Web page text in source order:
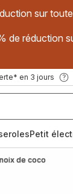
sur
de réduction
en 3 jours
Petit
de coco